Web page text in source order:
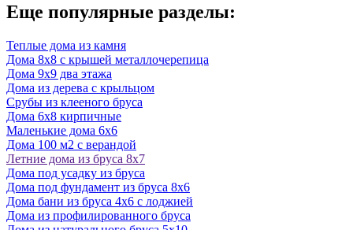
Еще популярные разделы:
Теплые дома из камня
Дома 8х8 с крышей металлочерепица
Дома 9х9 два этажа
Дома из дерева с крыльцом
Срубы из клееного бруса
Дома 6х8 кирпичные
Маленькие дома 6х6
Дома 100 м2 с верандой
Летние дома из бруса 8х7
Дома под усадку из бруса
Дома под фундамент из бруса 8х6
Дома бани из бруса 4х6 с лоджией
Дома из профилированного бруса